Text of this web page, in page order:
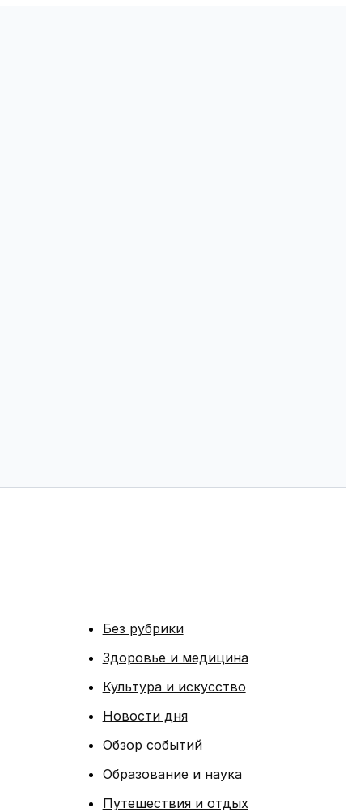
Без рубрики
Здоровье и медицина
Культура и искусство
Новости дня
Обзор событий
Образование и наука
Путешествия и отдых